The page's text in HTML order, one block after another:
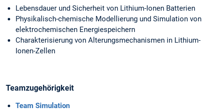
Lebensdauer und Sicherheit von Lithium-Ionen Batterien
Physikalisch-chemische Modellierung und Simulation von
elektrochemischen Energiespeichern
Charakterisierung von Alterungsmechanismen in Lithium-
Ionen-Zellen
Teamzugehörigkeit
Team Simulation